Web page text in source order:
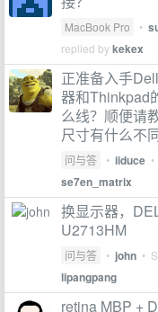
MacBook Pro •
replied bykekex
正准备入手
器和Thinkpad
么线？顺便请
尺寸有什么不
问与答 • iiduce •
se7en_matrix
换显示器，
U2713HM
问与答 • john •
lipangpang
retina MBP +